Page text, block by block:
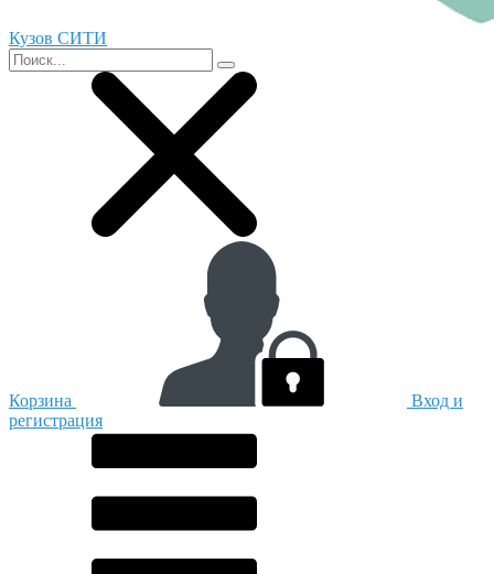
Кузов СИТИ
Корзина
Вход и
регистрация